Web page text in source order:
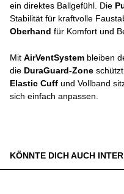
ein direktes Ballgefühl. Die
Stabilität für kraftvolle
Oberhand für Komfort und
Mit AirVentSystem bleiben
die DuraGuard-Zone
Elastic Cuff und Vollband
sich einfach anpassen.